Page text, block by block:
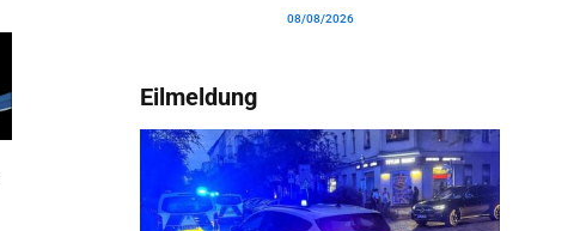
08/08/2026
Eilmeldung